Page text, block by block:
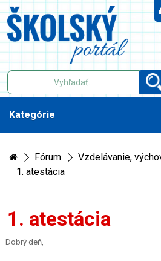
Kategórie
Fórum
Vzdelávanie,
1. atestácia
1. atestácia
Dobrý deň,